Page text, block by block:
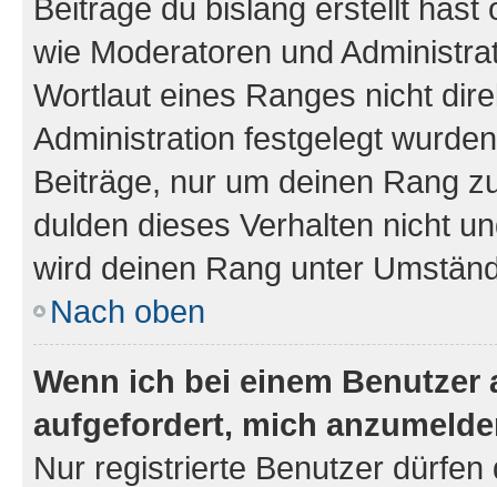
Beiträge du bislang erstellt
wie Moderatoren und
Wortlaut eines Ranges nicht
Administration festgelegt
Beiträge, nur um deinen Rang
dulden dieses Verhalten nicht
wird deinen Rang unter
Nach oben
Wenn ich bei einem
aufgefordert, mich
Nur registrierte Benutzer